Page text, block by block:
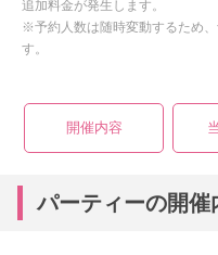
追加料金が発生します。
※予約人数は随時変動するため
す。
開催内容
パーティーの開催